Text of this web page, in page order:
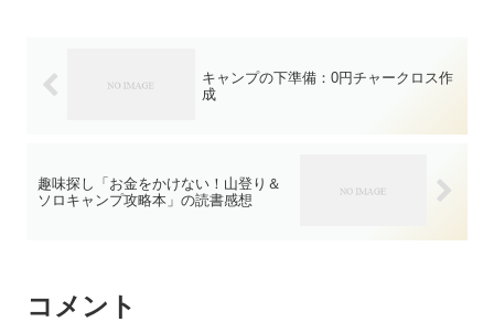
キャンプの下準備：0円チャークロス作
成
趣味探し「お金をかけない！山登り＆
ソロキャンプ攻略本」の読書感想
コメント